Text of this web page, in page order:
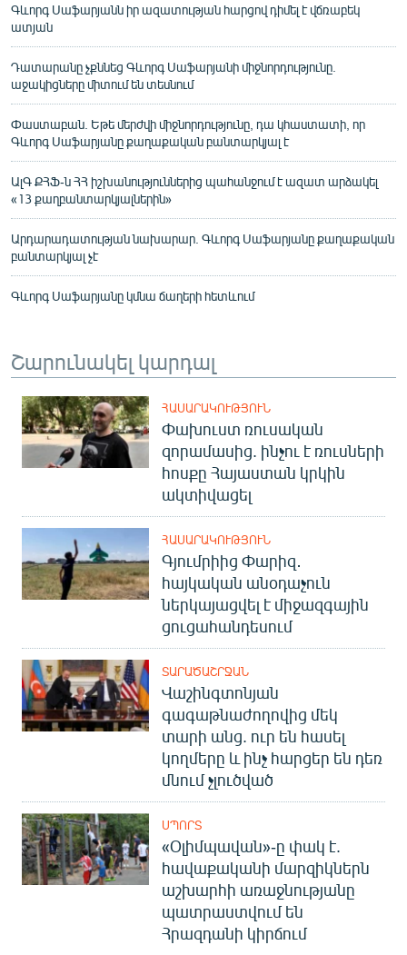
Գևորգ Սաֆարյանն իր ազատության հարցով դիմել է վճռաբեկ
ատյան
Դատարանը չքննեց Գևորգ Սաֆարյանի միջնորդությունը.
աջակիցները միտում են տեսնում
Փաստաբան. Եթե մերժվի միջնորդությունը, դա կհաստատի, որ
Գևորգ Սաֆարյանը քաղաքական բանտարկյալ է
ԱլԳ ՔՀՖ-ն ՀՀ իշխանություններից պահանջում է ազատ արձակել
«13 քաղբանտարկյալներին»
Արդարադատության նախարար. Գևորգ Սաֆարյանը քաղաքական
բանտարկյալ չէ
Գևորգ Սաֆարյանը կմնա ճաղերի հետևում
Շարունակել կարդալ
ՀԱՍԱՐԱԿՈՒԹՅՈՒՆ
Փախուստ ռուսական
զորամասից. ինչու է ռուսների
հոսքը Հայաստան կրկին
ակտիվացել
ՀԱՍԱՐԱԿՈՒԹՅՈՒՆ
Գյումրիից Փարիզ․
հայկական անօդաչուն
ներկայացվել է միջազգային
ցուցահանդեսում
ՏԱՐԱԾԱՇՐՋԱՆ
Վաշինգտոնյան
գագաթնաժողովից մեկ
տարի անց. ուր են հասել
կողմերը և ինչ հարցեր են դեռ
մնում չլուծված
ՍՊՈՐՏ
«Օլիմպավան»-ը փակ է.
հավաքականի մարզիկներն
աշխարհի առաջնությանը
պատրաստվում են
Հրազդանի կիրճում